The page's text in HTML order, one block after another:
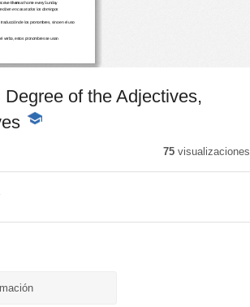
of the Adjectives,
-
75visualizaciones